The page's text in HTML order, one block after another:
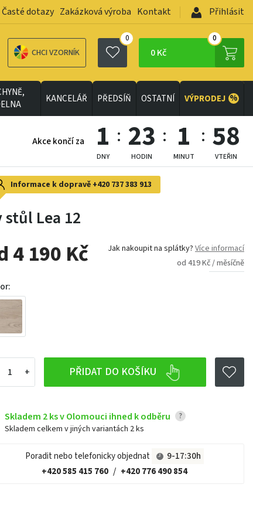
Časté dotazy Zakázková výroba Kontakt Přihlásit
CHCI VZORNÍK
0
0 Kč
0
KANCELÁŘ PŘEDSÍŇ OSTATNÍ VÝPRODEJ %
Akce končí za 1
DNY
23
HODIN
1
MINUT
56
VTEŘIN
Informace k dopravě +420 737 383 913
stůl Lea 12
4 190 Kč Jak nakoupit na splátky? Více informací
od 419 Kč / měsíčně
PŘIDAT DO KOŠÍKU
Skladem 2 ks v Olomouci ihned k odběru ?
Skladem celkem v jiných variantách 2 ks
Poradit nebo telefonicky objednat
9-17:30h
+420 585 415 760 / +420 776 490 854